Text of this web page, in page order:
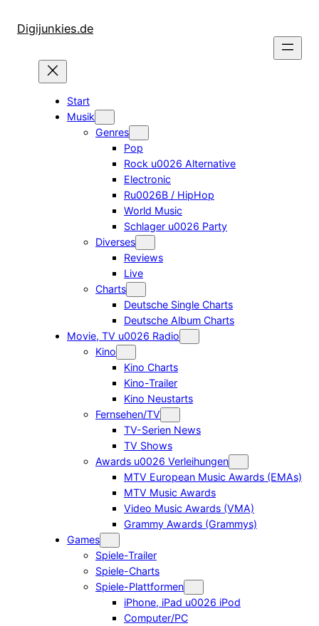
InhaltDigijunkies.de
Start
Musik
Genres
Pop
Rock u0026 Alternative
Electronic
Ru0026B / HipHop
World Music
Schlager u0026 Party
Diverses
Reviews
Live
Charts
Deutsche Single Charts
Deutsche Album Charts
Movie, TV u0026 Radio
Kino
Kino Charts
Kino-Trailer
Kino Neustarts
Fernsehen/TV
TV-Serien News
TV Shows
Awards u0026 Verleihungen
MTV European Music Awards (EMAs)
MTV Music Awards
Video Music Awards (VMA)
Grammy Awards (Grammys)
Games
Spiele-Trailer
Spiele-Charts
Spiele-Plattformen
iPhone, iPad u0026 iPod
Computer/PC